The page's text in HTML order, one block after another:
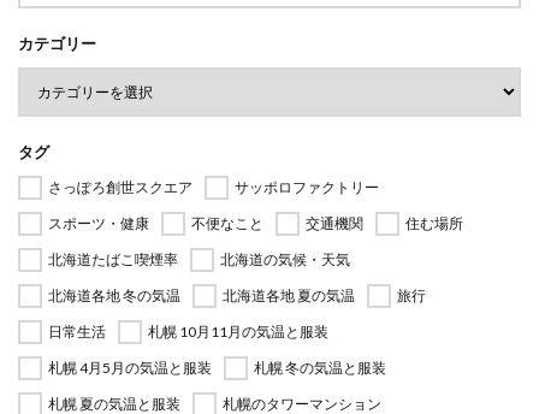
カテゴリー
タグ
さっぽろ創世スクエア
サッポロファクトリー
スポーツ・健康
不便なこと 交通機関
住む場所
北海道たばこ喫煙率
北海道の気候・天気
北海道各地 冬の気温
北海道各地 夏の気温
旅行
日常生活
札幌 10月11月の気温と服装
札幌 4月5月の気温と服装
札幌 冬の気温と服装
札幌 夏の気温と服装
札幌のタワーマンション